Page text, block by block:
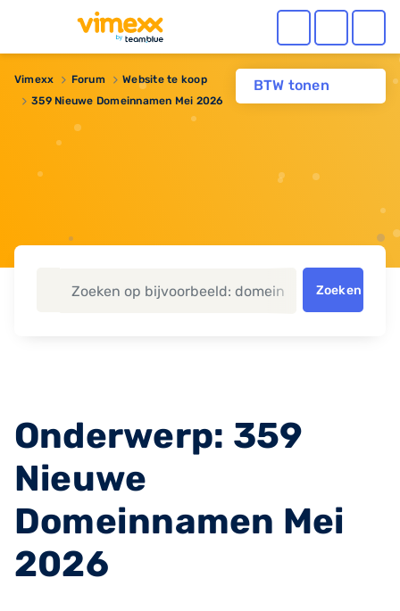
BTW tonen
Vimexx Forum
Website te koop
359 Nieuwe Domeinnamen Mei 2026
Zoeken
Onderwerp: 359
Nieuwe
Domeinnamen Mei
2026